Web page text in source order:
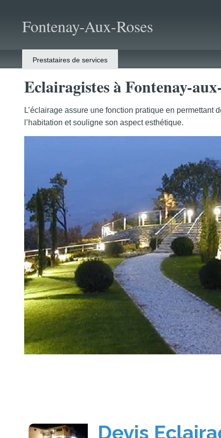
Fontenay-Aux-Roses
Prestataires de services
Eclairagistes à Fontenay-
L’éclairage assure une fonction pratique en
l’habitation et souligne son aspect esthétique.